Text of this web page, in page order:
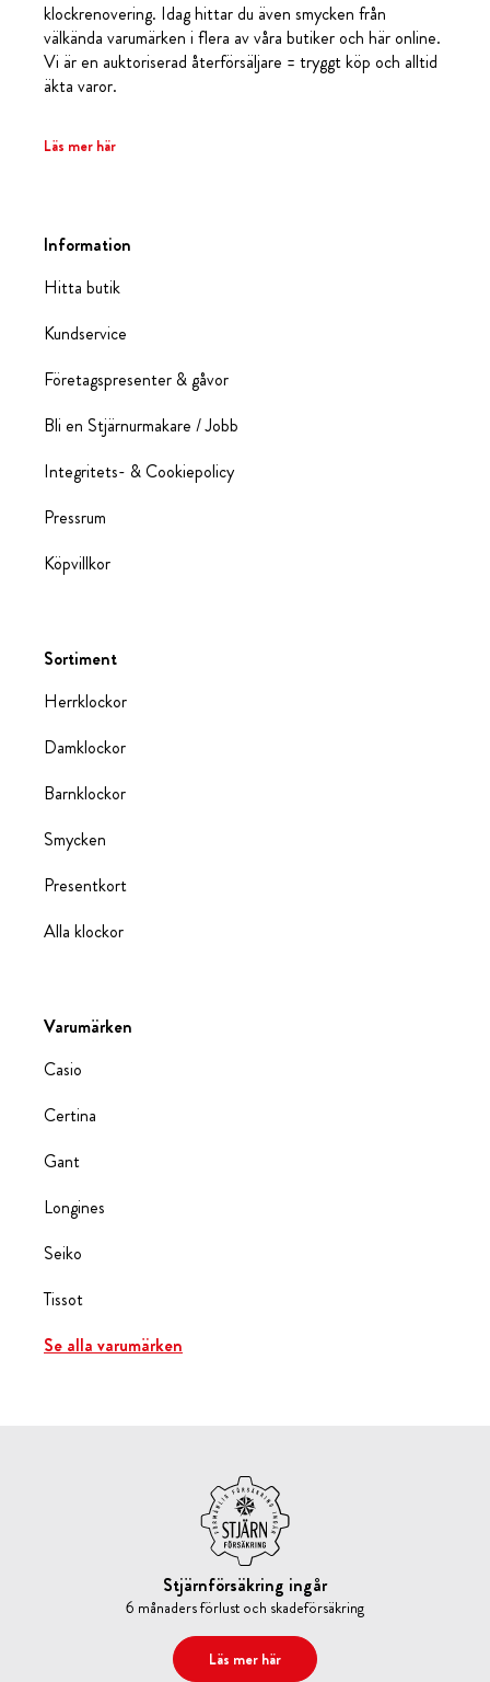
klockrenovering. Idag hittar du även smycken från
välkända varumärken i flera av våra butiker och här online.
Vi är en auktoriserad återförsäljare = tryggt köp och alltid
äkta varor.
Läs mer här
Information
Hitta butik
Kundservice
Företagspresenter & gåvor
Bli en Stjärnurmakare / Jobb
Integritets- & Cookiepolicy
Pressrum
Köpvillkor
Sortiment
Herrklockor
Damklockor
Barnklockor
Smycken
Presentkort
Alla klockor
Varumärken
Casio
Certina
Gant
Longines
Seiko
Tissot
Se alla varumärken
Stjärnförsäkring ingår
6 månaders förlust och skadeförsäkring
Läs mer här